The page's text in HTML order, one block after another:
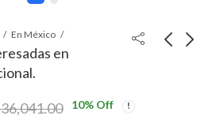
En México
en
36,041.00 10% Off